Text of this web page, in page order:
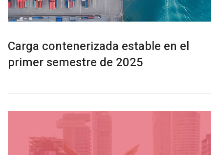
Carga contenerizada estable en el
primer semestre de 2025